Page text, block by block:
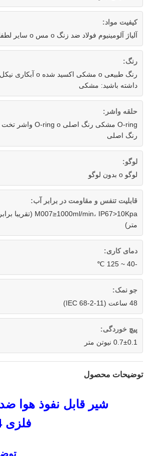
کیفیت مواد:
آلیاژ آلومینیوم فولاد ضد زنگ o مس o سایر لطفا توجه داشته باشید:
رنگ:
داشته باشید: مشکی
حلقه واشر:
رنگ اصلی
لوگو:
لوگو o بدون لوگو
قابلیت تنفس و مقاومت در برابر آب:
متر)
دمای کاری:
-40 ~ 125 ℃
جو نمک:
48 ساعت (IEC 68-2-11)
پیچ خوردگی:
0.7±0.1 نیوتن متر
توضیحات محصول
شیر قابل نفوذ هوا
فلزی CJ12-N074